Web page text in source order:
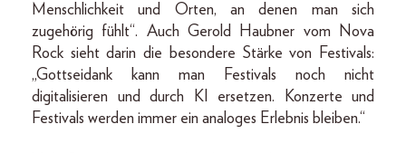
Menschlichkeit und Orten, an denen man sich
zugehörig fühlt“. Auch Gerold Haubner vom Nova
Rock sieht darin die besondere Stärke von Festivals:
„Gottseidank kann man Festivals noch nicht
digitalisieren und durch KI ersetzen. Konzerte und
Festivals werden immer ein analoges Erlebnis bleiben.“